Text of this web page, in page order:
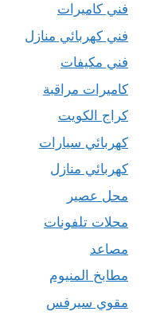
فني كاميرات
فني كهربائي منازل
فني مكيفات
كاميرات مراقبة
كراج الكويت
كهربائي سيارات
كهربائي منازل
محل عصير
محلات تلفونات
مصاعد
مطابخ المنيوم
مقوي سيرفس